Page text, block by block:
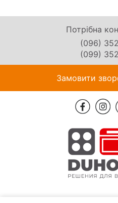
Потрібна
(096)
(099)
Замовити